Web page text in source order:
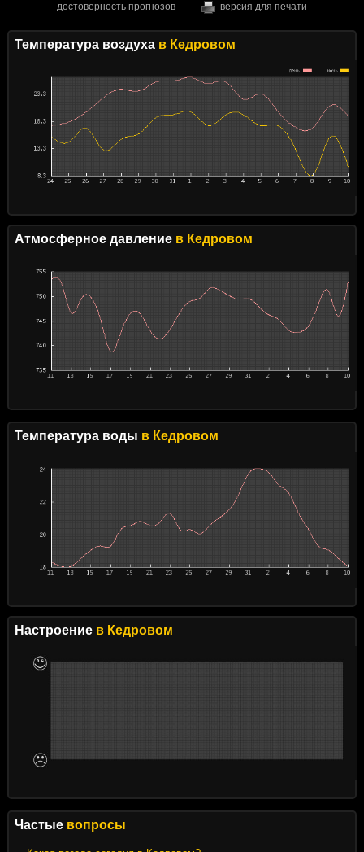
достоверность прогнозов версия для печати
Температура воздухав Кедровом
Атмосферное давлениев Кедровом
Температура воды в Кедровом
Настроениев Кедровом
Частыевопросы